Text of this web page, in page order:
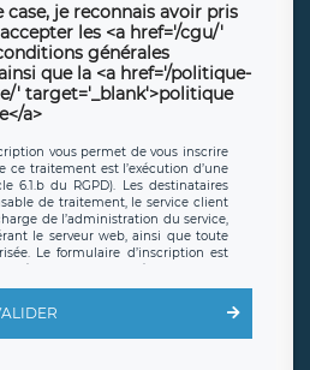
case, je reconnais avoir pris
les <a href='/cgu/'
générales
que la <a href='/politique-
' target='_blank'>politique
a>
vous permet de vous inscrire
ce traitement est l’exécution d’une
6.1.b du RGPD). Les destinataires
de traitement, le service client
de l’administration du service,
le serveur web, ainsi que toute
Le formulaire d’inscription est
conformes au RGPD. Les
étant entendu que vous pouvez
de vos données et retirer votre